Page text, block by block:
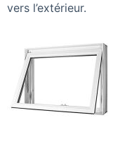
vers l’extérieur.